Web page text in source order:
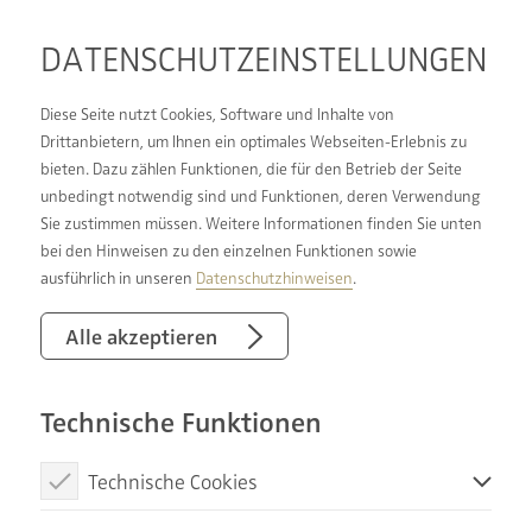
DATENSCHUTZ­EINSTELLUNGEN
Diese Seite nutzt Cookies, Software und Inhalte von
Drittanbietern, um Ihnen ein optimales Webseiten-Erlebnis zu
bieten. Dazu zählen Funktionen, die für den Betrieb der Seite
unbedingt notwendig sind und Funktionen, deren Verwendung
Sie zustimmen müssen. Weitere Informationen finden Sie unten
bei den Hinweisen zu den einzelnen Funktionen sowie
ausführlich in unseren Datenschutzhinweisen.
Alle akzeptieren
Technische Funktionen
Technische Cookies
STAATLICHE
UNTERSTÜTZUNG
SICHERN:
FÖRDERUNG FÜR
ZUSCHÜSSE FÜR
HEIZUNGSTAUSCH